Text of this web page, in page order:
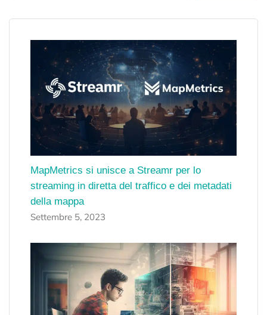
MapMetrics si unisce a Streamr per lo
streaming in diretta del traffico e dei metadati
della mappa
Settembre 5, 2023